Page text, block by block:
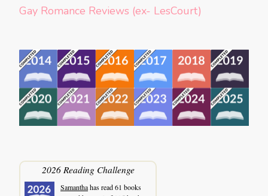
Gay Romance Reviews (ex- LesCourt)
2026 Reading Challenge
Samanthahas read 61 books